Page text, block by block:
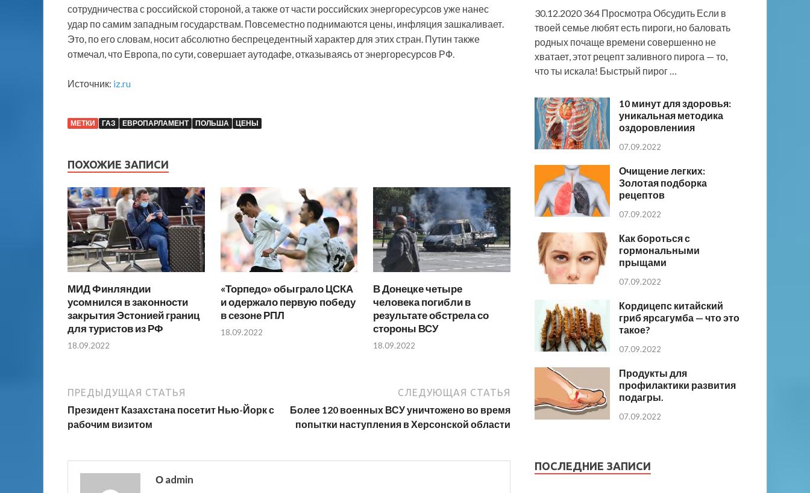
сотрудничества с российской стороной, а также от части российских энергоресурсов уже нанес
удар по самим западным государствам. Повсеместно поднимаются цены, инфляция зашкаливает.
Это, по его словам, носит абсолютно беспрецедентный характер для этих стран. Путин также
отмечал, что Европа, по сути, совершает аутодафе, отказываясь от энергоресурсов РФ.
Источник: iz.ru
МЕТКИ ГАЗ ЕВРОПАРЛАМЕНТ ПОЛЬША ЦЕНЫ
ПОХОЖИЕ ЗАПИСИ
МИД Финляндии
усомнился в законности
закрытия Эстонией границ
для туристов из РФ
18.09.2022
«Торпедо» обыграло ЦСКА
и одержало первую победу
в сезоне РПЛ
18.09.2022
В Донецке четыре
человека погибли в
результате обстрела со
стороны ВСУ
18.09.2022
ПРЕДЫДУЩАЯ СТАТЬЯ
Президент Казахстана посетит Нью-Йорк с
рабочим визитом
СЛЕДУЮЩАЯ СТАТЬЯ
Более 120 военных ВСУ уничтожено во время
попытки наступления в Херсонской области
О admin
30.12.2020 364 Просмотра Обсудить Если в
твоей семье любят есть пироги, но баловать
родных почаще времени совершенно не
хватает, этот рецепт заливного пирога — то,
что ты искала! Быстрый пирог …
10 минут для здоровья:
уникальная методика
оздоровлениия
07.09.2022
Очищение легких:
Золотая подборка
рецептов
07.09.2022
Как бороться с
гормональными
прыщами
07.09.2022
Кордицепс китайский
гриб ярсагумба — что это
такое?
07.09.2022
Продукты для
профилактики развития
подагры.
07.09.2022
ПОСЛЕДНИЕ ЗАПИСИ